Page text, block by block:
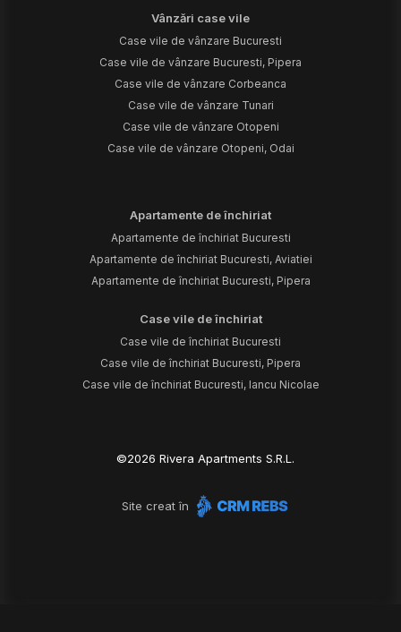
Vânzări case vile
Case vile de vânzare Bucuresti
Case vile de vânzare Bucuresti, Pipera
Case vile de vânzare Corbeanca
Case vile de vânzare Tunari
Case vile de vânzare Otopeni
Case vile de vânzare Otopeni, Odai
Apartamente de închiriat
Apartamente de închiriat Bucuresti
Apartamente de închiriat Bucuresti, Aviatiei
Apartamente de închiriat Bucuresti, Pipera
Case vile de închiriat
Case vile de închiriat Bucuresti
Case vile de închiriat Bucuresti, Pipera
Case vile de închiriat Bucuresti, Iancu Nicolae
©2026 Rivera Apartments S.R.L.
Site creat în